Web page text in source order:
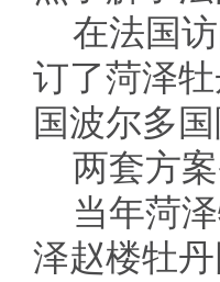
在法国
订了菏泽
国波尔多
两套方
当年菏
泽赵楼牡